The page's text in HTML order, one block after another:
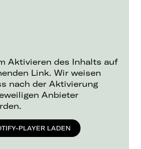
Aktivieren des Inhalts auf
Link. Wir weisen
nach der Aktivierung
Anbieter
PLAYER LADEN